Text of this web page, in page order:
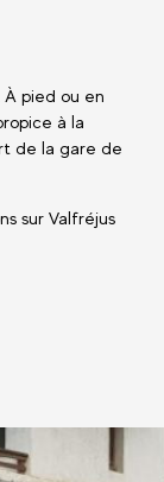
pied ou en
à la
de la gare de
sur Valfréjus